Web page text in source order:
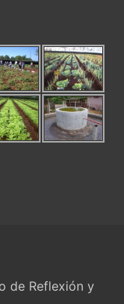
de Reflexión y